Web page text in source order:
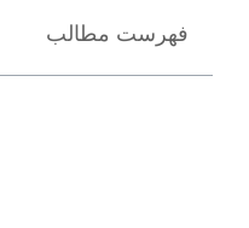
فهرست مطالب